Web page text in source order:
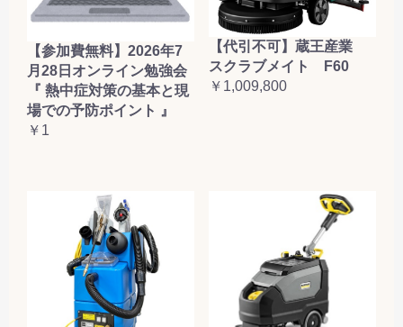
【参加費無料】2026年7
月28日オンライン勉強会
『 熱中症対策の基本と現
場での予防ポイント 』
￥1
【代引不可】蔵王産業
スクラブメイト F60
￥1,009,800